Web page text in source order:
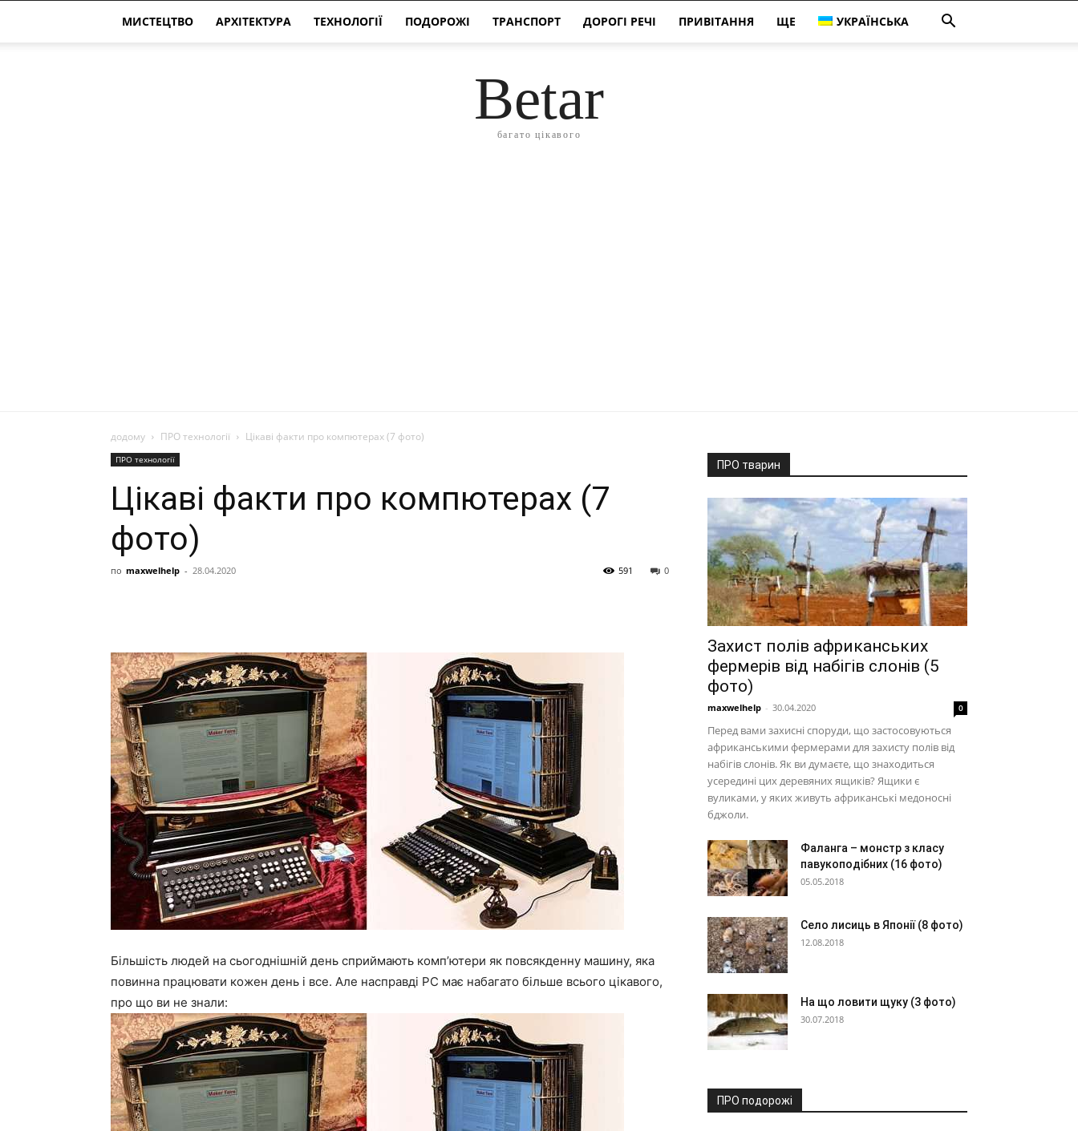
МИСТЕЦТВО АРХІТЕКТУРА ТЕХНОЛОГІЇ ПОДОРОЖІ ТРАНСПОРТ ДОРОГІ РЕЧІ ПРИВІТАННЯ ЩЕ УКРАЇНСЬКА
Betar
багато цікавого
додому ПРО технології Цікаві факти про компютерах (7 фото)
ПРО технології
Цікаві факти про компютерах (7
фото)
по maxwelhelp - 28.04.2020 0
591
Більшість людей на сьогоднішній день сприймають комп’ютери як повсякденну машину, яка
повинна працювати кожен день і все. Але насправді PC має набагато більше всього цікавого,
про що ви не знали:
ПРО тварин
Захист полів африканських
фермерів від набігів слонів (5
фото)
maxwelhelp - 30.04.2020 0
Перед вами захисні споруди, що застосовуються
африканськими фермерами для захисту полів від
набігів слонів. Як ви думаєте, що знаходиться
усередині цих деревяних ящиків? Ящики є
вуликами, у яких живуть африканські медоносні
бджоли.
Фаланга – монстр з класу
павукоподібних (16 фото)
05.05.2018
Село лисиць в Японії (8 фото)
12.08.2018
На що ловити щуку (3 фото)
30.07.2018
ПРО подорожі